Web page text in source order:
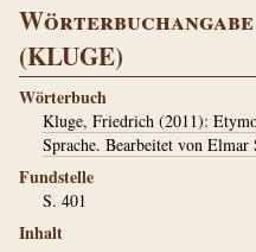
(KLUGE)
Wörterbuch
Kluge, Friedrich (2011):
Sprache. Bearbeitet von
Fundstelle
S. 401
Inhalt